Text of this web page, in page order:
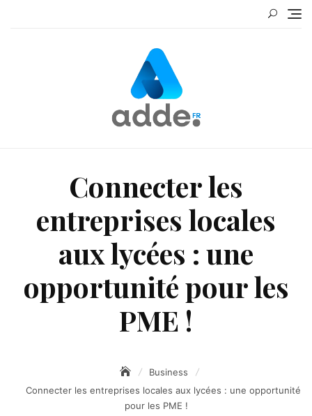
Connecter les
entreprises locales
aux lycées : une
opportunité pour les
PME !
Business
Connecter les entreprises locales aux lycées : une opportunité
pour les PME !